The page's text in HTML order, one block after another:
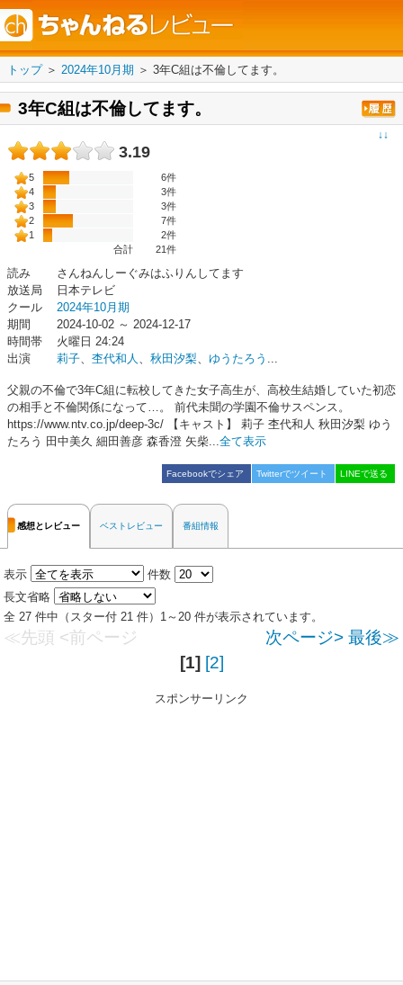
トップ＞ 2024年10月期 ＞ 3年C組は不倫してます。
3年C組は不倫してます。
↓↓
3.19
5
6件
4
3件
3
3件
2
7件
1
2件
合計
21件
読み
さんねんしーぐみはふりんしてます
放送局
日本テレビ
クール
2024年10月期
期間
2024-10-02 ～ 2024-12-17
時間帯
火曜日 24:24
出演
莉子、 杢代和人 、 秋田汐梨、 ゆうたろう ...
父親の不倫で3年C組に転校してきた女子高生が、高校生結婚していた初恋
の相手と不倫関係になって…。 前代未聞の学園不倫サスペンス。
https://www.ntv.co.jp/deep-3c/ 【キャスト】 莉子 杢代和人 秋田汐梨 ゆう
たろう 田中美久 細田善彦 森香澄 矢柴...全て表示
Facebookでシェア Twitterでツイート LINEで送る
感想とレビュー ベストレビュー 番組情報
表示
件数
長文省略
全 27 件中（スター付 21 件）1～20 件が表示されています。
≪先頭 <前ページ 次ページ> 最後≫
[1] [2]
スポンサーリンク